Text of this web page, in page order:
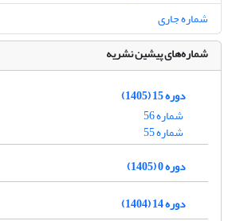
شماره جاری
شماره‌های پیشین نشریه
دوره 15 (1405)
شماره 56
شماره 55
دوره 0 (1405)
دوره 14 (1404)